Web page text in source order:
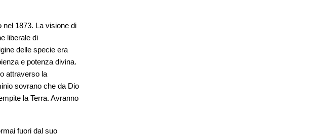
nel 1873. La visione di
liberale di
delle specie era
e potenza divina.
attraverso la
sovrano che da Dio
la Terra. Avranno
fuori dal suo